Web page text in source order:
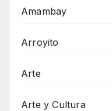
Amambay
Arroyito
Arte
Arte y Cultura